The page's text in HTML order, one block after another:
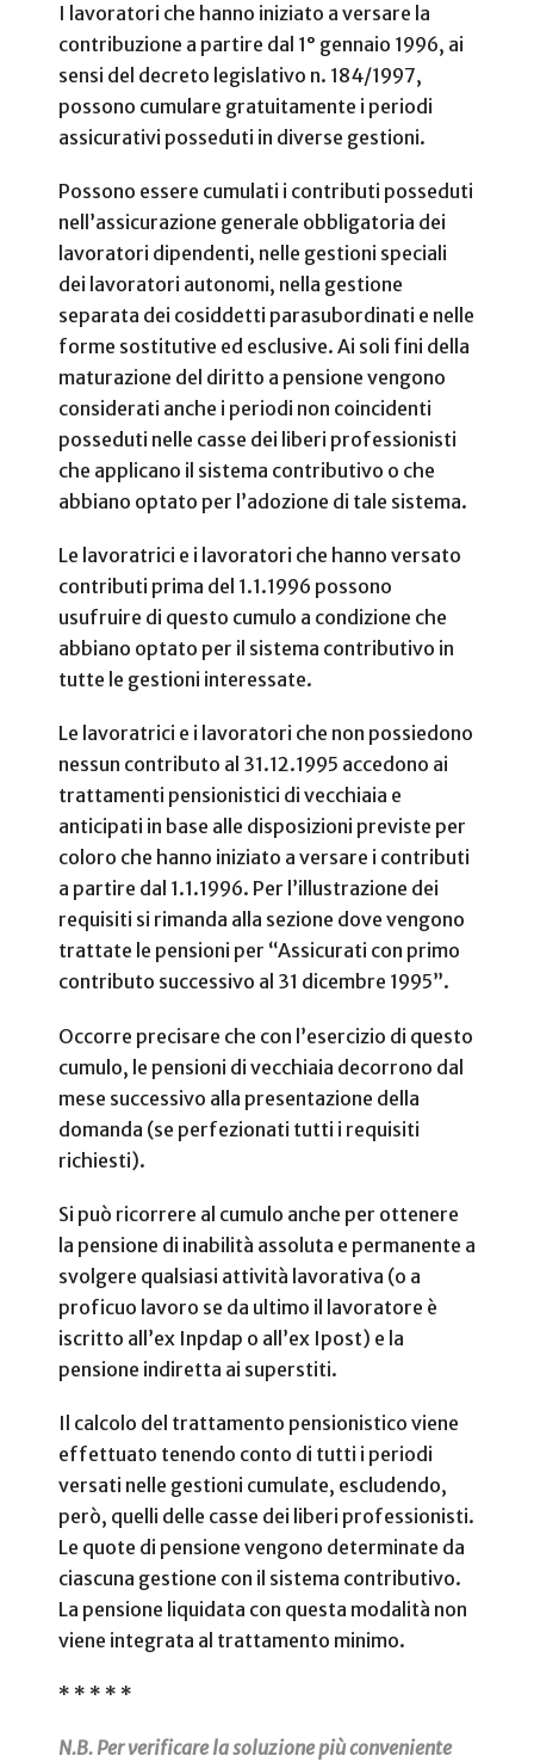
I lavoratori che hanno iniziato a versare la
contribuzione a partire dal 1° gennaio 1996, ai
sensi del decreto legislativo n. 184/1997,
possono cumulare gratuitamente i periodi
assicurativi posseduti in diverse gestioni.
Possono essere cumulati i contributi posseduti
nell’assicurazione generale obbligatoria dei
lavoratori dipendenti, nelle gestioni speciali
dei lavoratori autonomi, nella gestione
separata dei cosiddetti parasubordinati e nelle
forme sostitutive ed esclusive. Ai soli fini della
maturazione del diritto a pensione vengono
considerati anche i periodi non coincidenti
posseduti nelle casse dei liberi professionisti
che applicano il sistema contributivo o che
abbiano optato per l’adozione di tale sistema.
Le lavoratrici e i lavoratori che hanno versato
contributi prima del 1.1.1996 possono
usufruire di questo cumulo a condizione che
abbiano optato per il sistema contributivo in
tutte le gestioni interessate.
Le lavoratrici e i lavoratori che non possiedono
nessun contributo al 31.12.1995 accedono ai
trattamenti pensionistici di vecchiaia e
anticipati in base alle disposizioni previste per
coloro che hanno iniziato a versare i contributi
a partire dal 1.1.1996. Per l’illustrazione dei
requisiti si rimanda alla sezione dove vengono
trattate le pensioni per “Assicurati con primo
contributo successivo al 31 dicembre 1995”.
Occorre precisare che con l’esercizio di questo
cumulo, le pensioni di vecchiaia decorrono dal
mese successivo alla presentazione della
domanda (se perfezionati tutti i requisiti
richiesti).
Si può ricorrere al cumulo anche per ottenere
la pensione di inabilità assoluta e permanente a
svolgere qualsiasi attività lavorativa (o a
proficuo lavoro se da ultimo il lavoratore è
iscritto all’ex Inpdap o all’ex Ipost) e la
pensione indiretta ai superstiti.
Il calcolo del trattamento pensionistico viene
effettuato tenendo conto di tutti i periodi
versati nelle gestioni cumulate, escludendo,
però, quelli delle casse dei liberi professionisti.
Le quote di pensione vengono determinate da
ciascuna gestione con il sistema contributivo.
La pensione liquidata con questa modalità non
viene integrata al trattamento minimo.
* * * * *
N.B. Per verificare la soluzione più conveniente